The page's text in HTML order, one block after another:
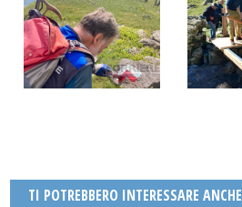
TI POTREBBERO INTERESSARE ANCHE